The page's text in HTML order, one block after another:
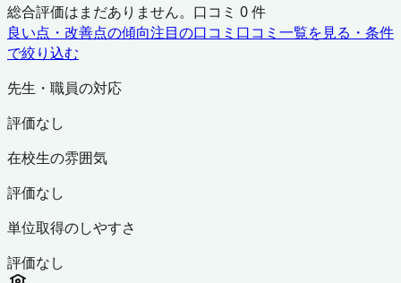
総合評価はまだありません。口コミ 0件
良い点・改善点の傾向注目の口コミ 口コミ一覧を見る・条件
で絞り込む
先生・職員の対応
評価なし
在校生の雰囲気
評価なし
単位取得のしやすさ
評価なし